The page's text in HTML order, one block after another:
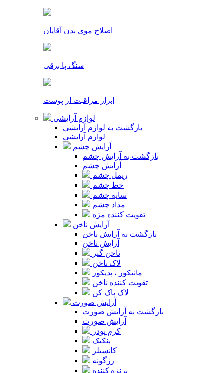
اصلاح موی بدن آقایان
سنگ پا برقی
ابزار مراقبت از پوست
لوازم آرایشی
بازگشت به لوازم آرایشی
لوازم آرایشی
آرایش چشم
بازگشت به آرایش چشم
آرایش چشم
ریمل چشم
خط چشم
سایه چشم
مداد چشم
تقویت کننده مژه
آرایش ناخن
بازگشت به آرایش ناخن
آرایش ناخن
ناخن گیر
لاک ناخن
مانیکور ، پدیکور
تقویت کننده ناخن
لاک پاک کن
آرایش صورت
بازگشت به آرایش صورت
آرایش صورت
کرم پودر
پنکیک
کانسیلر
رژگونه
برنزه کننده